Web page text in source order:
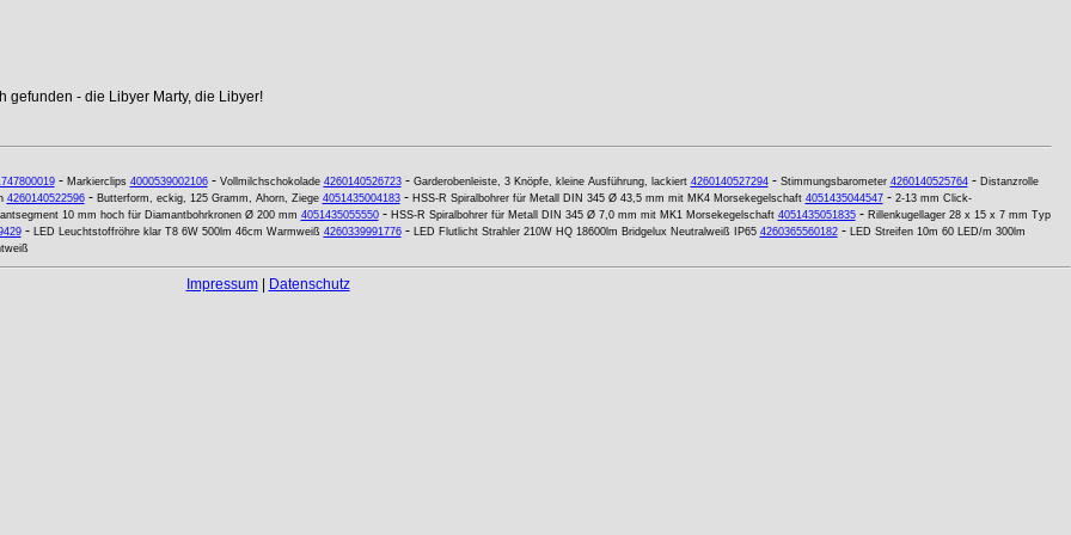
gefunden - die Libyer Marty, die Libyer!
- Markierclips 4000539002106- Vollmilchschokolade 4260140526723- Garderobenleiste, 3 Knöpfe, kleine Ausführung, lackiert 4260140527294- Stimmungsbarometer 4260140525764- Distanzrolle
4260140522596- Butterform, eckig, 125 Gramm, Ahorn, Ziege 4051435004183- HSS-R Spiralbohrer für Metall DIN 345 Ø 43,5 mm mit MK4 Morsekegelschaft 4051435044547- 2-13 mm Click-
10 mm hoch für Diamantbohrkronen Ø 200 mm 4051435055550- HSS-R Spiralbohrer für Metall DIN 345 Ø 7,0 mm mit MK1 Morsekegelschaft 4051435051835- Rillenkugellager 28 x 15 x 7 mm Typ
- LED Leuchtstoffröhre klar T8 6W 500lm 46cm Warmweiß 4260339991776- LED Flutlicht Strahler 210W HQ 18600lm Bridgelux Neutralweiß IP65 4260365560182- LED Streifen 10m 60 LED/m 300lm
Impressum| Datenschutz